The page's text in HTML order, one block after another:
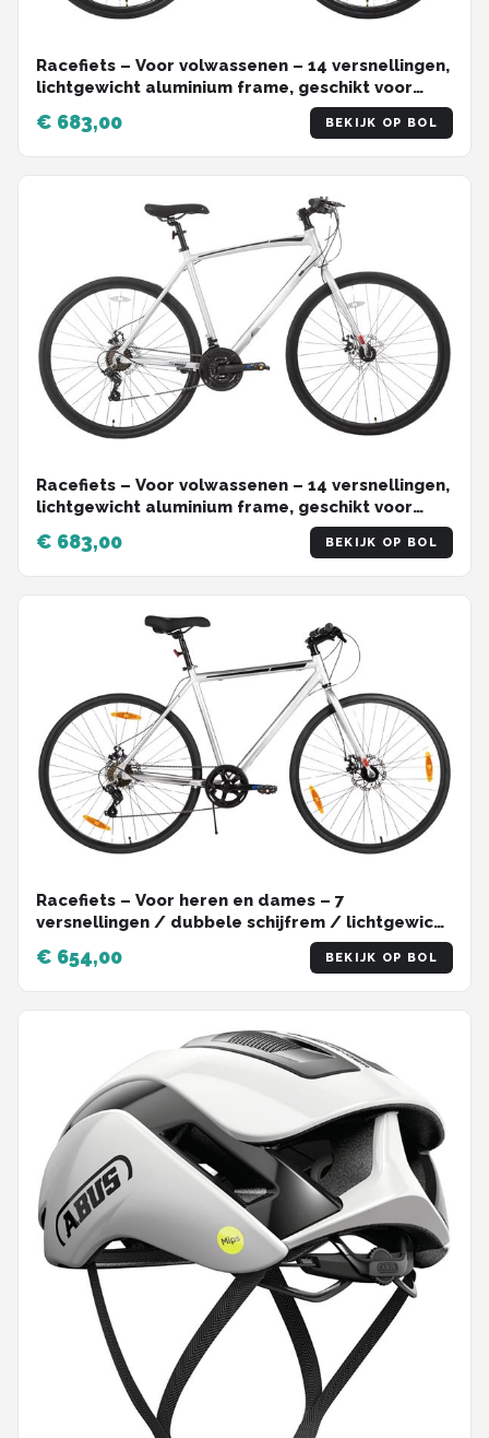
Racefiets – Voor volwassenen – 14 versnellingen,
lichtgewicht aluminium frame, geschikt voor
stadswoon-werkverkeer en fitness – Zwart, M,
700c
€ 683,00 BEKIJK OP BOL
Racefiets – Voor volwassenen – 14 versnellingen,
lichtgewicht aluminium frame, geschikt voor
stadswoon-werkverkeer en fitness – Zilver, M,
700c
€ 683,00 BEKIJK OP BOL
Racefiets – Voor heren en dames – 7
versnellingen / dubbele schijfrem / lichtgewicht
frame – Aluminium / Zilver / Maat L (71 cm)
€ 654,00 BEKIJK OP BOL